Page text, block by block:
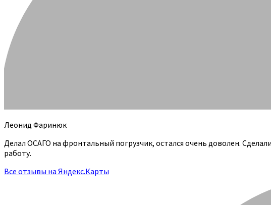
Леонид Фаринюк
Делал ОСАГО на фронтальный погрузчик, остался очень доволен.
работу.
Все отзывы на Яндекс.Карты